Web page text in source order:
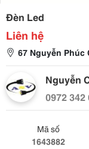
Đèn Led
Liên hệ
67 Nguyễn Phúc
Nguyễn
0972 342
Mã số
1643882